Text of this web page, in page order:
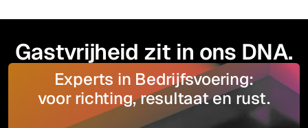
Gastvrijheid zit in ons DNA.
Experts in Bedrijfsvoering:
voor richting, resultaat en rust.